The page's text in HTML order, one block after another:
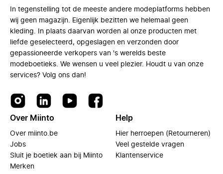
In tegenstelling tot de meeste andere modeplatforms hebben
wij geen magazijn. Eigenlijk bezitten we helemaal geen
kleding. In plaats daarvan worden al onze producten met
liefde geselecteerd, opgeslagen en verzonden door
gepassioneerde verkopers van 's werelds beste
modeboetieks. We wensen u veel plezier. Houdt u van onze
services? Volg ons dan!
Over Miinto
Over miinto.be
Jobs
Sluit je boetiek aan bij Miinto
Merken
Help
Hier herroepen (Retourneren)
Veel gestelde vragen
Klantenservice